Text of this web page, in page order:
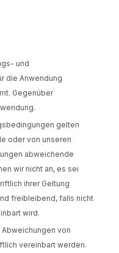
und
die Anwendung
Gegenüber
gelten
oder von unseren
abweichende
wir nicht an, es sei
ihrer Geltung
freibleibend, falls nicht
wird.
von
vereinbart werden.